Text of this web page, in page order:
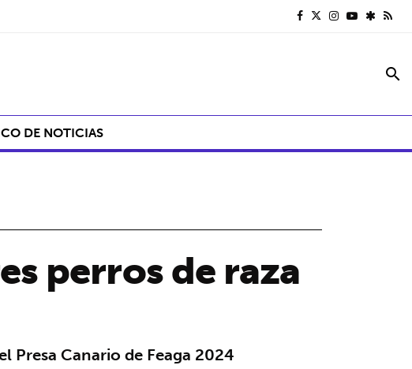
search
DE NOTICIAS
perros de raza
Canario de Feaga 2024